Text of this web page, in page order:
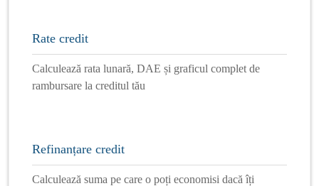
Rate credit
Calculează rata lunară, DAE și graficul complet de
rambursare la creditul tău
Refinanțare credit
Calculează suma pe care o poți economisi dacă îți